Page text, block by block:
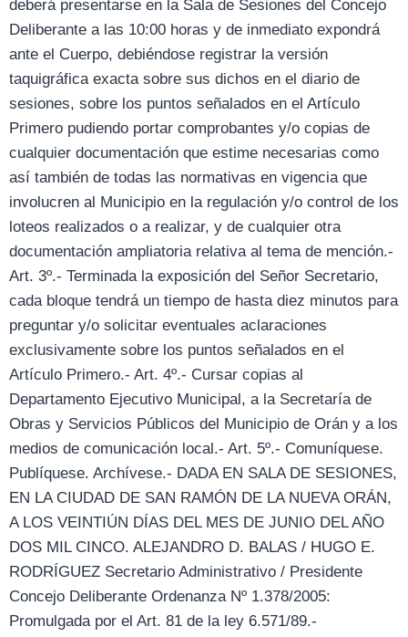
deberá presentarse en la Sala de Sesiones del Concejo
Deliberante a las 10:00 horas y de inmediato expondrá
ante el Cuerpo, debiéndose registrar la versión
taquigráfica exacta sobre sus dichos en el diario de
sesiones, sobre los puntos señalados en el Artículo
Primero pudiendo portar comprobantes y/o copias de
cualquier documentación que estime necesarias como
así también de todas las normativas en vigencia que
involucren al Municipio en la regulación y/o control de los
loteos realizados o a realizar, y de cualquier otra
documentación ampliatoria relativa al tema de mención.-
Art. 3º.- Terminada la exposición del Señor Secretario,
cada bloque tendrá un tiempo de hasta diez minutos para
preguntar y/o solicitar eventuales aclaraciones
exclusivamente sobre los puntos señalados en el
Artículo Primero.- Art. 4º.- Cursar copias al
Departamento Ejecutivo Municipal, a la Secretaría de
Obras y Servicios Públicos del Municipio de Orán y a los
medios de comunicación local.- Art. 5º.- Comuníquese.
Publíquese. Archívese.- DADA EN SALA DE SESIONES,
EN LA CIUDAD DE SAN RAMÓN DE LA NUEVA ORÁN,
A LOS VEINTIÚN DÍAS DEL MES DE JUNIO DEL AÑO
DOS MIL CINCO. ALEJANDRO D. BALAS / HUGO E.
RODRÍGUEZ Secretario Administrativo / Presidente
Concejo Deliberante Ordenanza Nº 1.378/2005:
Promulgada por el Art. 81 de la ley 6.571/89.-